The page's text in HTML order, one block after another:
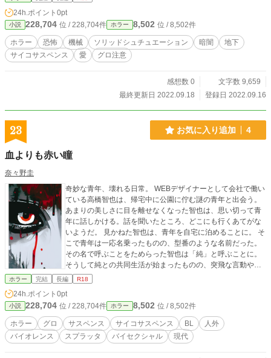
24h.ポイント 0pt
小説 228,704 位 / 228,704件 ホラー 8,502 位 / 8,502件
ホラー 恐怖 機械 ソリッドシュチュエーション 暗闇
地下
サイコサスペンス
愛 グロ注意
感想数 0
文字数 9,659
最終更新日 2022.09.18
登録日 2022.09.16
23 お気に入り追加 4
血よりも赤い瞳
奈々野圭
奇妙な青年、壊れる日常。 WEBデザイナーとして会社で働い
ている高橋智也は、帰宅中に公園に佇む謎の青年と出会う。
あまりの美しさに目を離せなくなった智也は、思い切って青
年に話しかける。話を聞いたところ、どこにも行くあてがな
いようだ。 見かねた智也は、青年を自宅に泊めることに。 そ
こで青年は一応名乗ったものの、型番のような名前だった。
その名で呼ぶことをためらった智也は「純」と呼ぶことに。
そうして純との共同生活が始まったものの、突飛な言動や奇
妙な能力に智也の困惑は増すばかりである。 ある日、智也は
た智也は、つい純を殴ってしまう。それがきっかけとなった
のか、純に対する智也の行動がエスカレートしていき……。
※性暴力、嘔吐シーンがあります ※SOGIハラスメント的な表
現があります ※暴力・グロシーンがあるエピソードには* ※
性描写があるエピソードには** がついています ※エブリス
ホラー 完結 長編 R18
24h.ポイント 0pt
小説 228,704 位 / 228,704件 ホラー 8,502 位 / 8,502件
ホラー グロ サスペンス サイコサスペンス BL
人外
バイオレンス
スプラッタ バイセクシャル 現代